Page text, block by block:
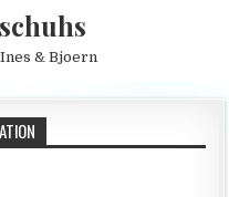
& Bjoern